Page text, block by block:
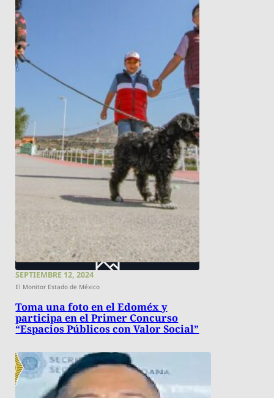
SEPTIEMBRE 12, 2024
El Monitor Estado de México
Toma una foto en el Edoméx y
participa en el Primer Concurso
“Espacios Públicos con Valor Social”